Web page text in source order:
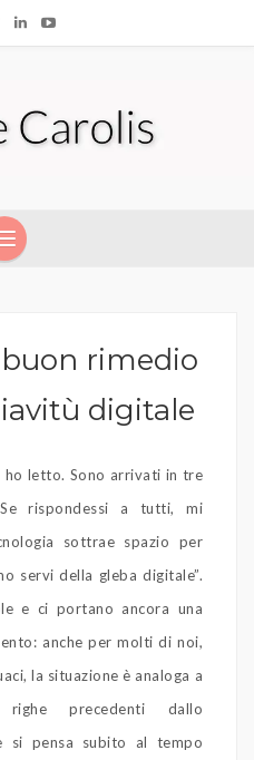
buon rimedio
digitale
ho letto. Sono arrivati in tre
rispondessi a tutti, mi
sottrae spazio per
servi della gleba digitale”.
e ci portano ancora una
anche per molti di noi,
la situazione è analoga a
precedenti dallo
si pensa subito al tempo